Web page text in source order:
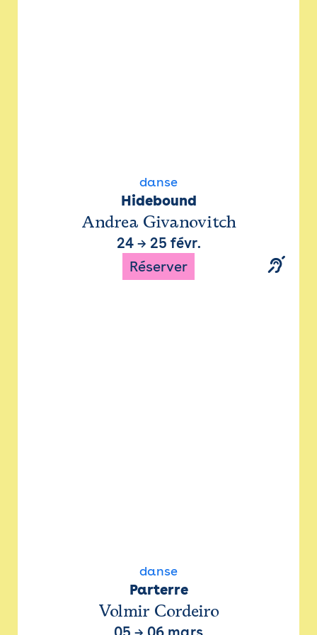
danse
Hidebound
Andrea Givanovitch
24→ 25 févr.
Réserver
danse
Parterre
Volmir Cordeiro